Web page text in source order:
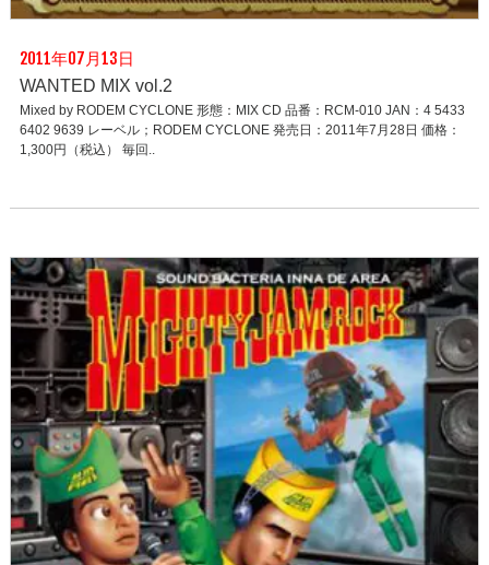
2011年07月13日
WANTED MIX vol.2
Mixed by RODEM CYCLONE 形態：MIX CD 品番：RCM-010 JAN：4 5433
6402 9639 レーベル；RODEM CYCLONE 発売日：2011年7月28日 価格：
1,300円（税込） 毎回..